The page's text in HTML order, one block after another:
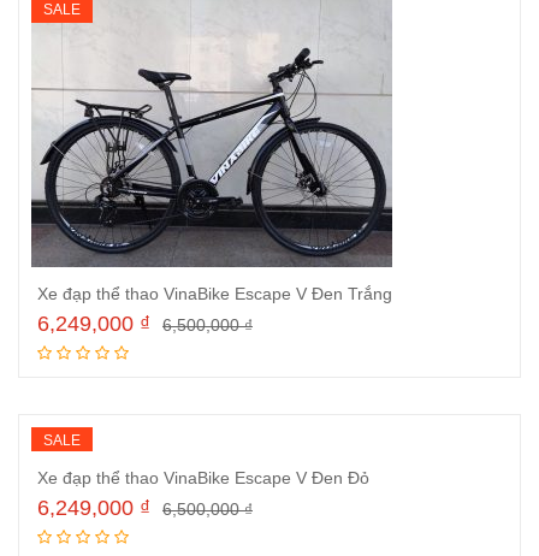
SALE
Xe đạp thể thao VinaBike Escape V Đen Trắng
6,500,000₫
6,249,000 ₫
SALE
Xe đạp thể thao VinaBike Escape V Đen Đỏ
6,500,000₫
6,249,000 ₫